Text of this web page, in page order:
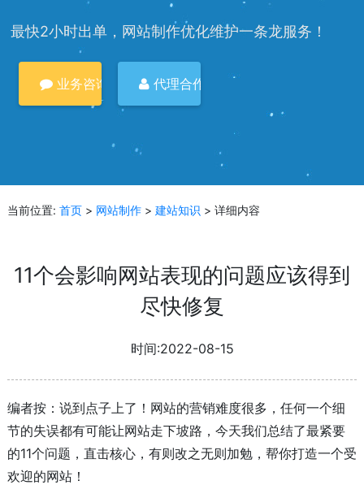
最快2小时出单，网站制作优化维护一条龙服务！
业务咨询 代理合作
当前位置: 首页> 网站制作> 建站知识 > 详细内容
11个会影响网站表现的问题应该得到
尽快修复
时间:2022-08-15
编者按：说到点子上了！网站的营销难度很多，任何一个细
节的失误都有可能让网站走下坡路，今天我们总结了最紧要
的11个问题，直击核心，有则改之无则加勉，帮你打造一个受
欢迎的网站！